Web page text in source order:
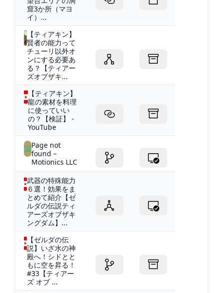
窟3か所（マヨ
イ）...
【ティアキン】
賢者の能力って
チューリ以外オ
ンにする必要あ
る？【ティアー
ズオブザキ...
【ティアキン】
龍の素材を料理
に使っていい
の？【検証】 -
YouTube
Page not
found –
Motionics LLC
武器の特殊能力
６選！効果をま
とめて紹介【ゼ
ルダの伝説ティ
アーズオブザキ
ングダム】...
【ゼルダの伝
説】いざ水の神
殿へ！シドとと
もに空を昇る！
#33【ティアー
ズ オブ ...